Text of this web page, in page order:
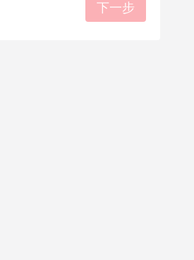
下一步